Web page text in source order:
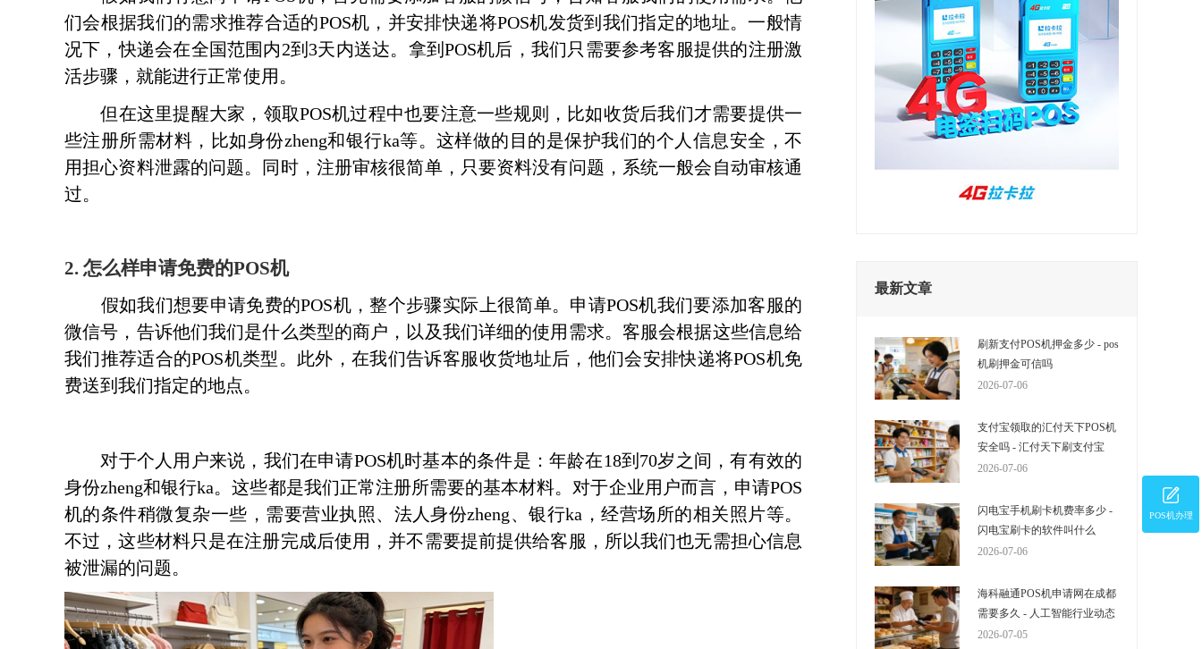
们会根据我们的需求推荐合适的POS机，并安排快递将POS机发货到我们指定的地址。一般情
况下，快递会在全国范围内2到3天内送达。拿到POS机后，我们只需要参考客服提供的注册激
活步骤，就能进行正常使用。
但在这里提醒大家，领取POS机过程中也要注意一些规则，比如收货后我们才需要提供一
些注册所需材料，比如身份zheng和银行ka等。这样做的目的是保护我们的个人信息安全，不
用担心资料泄露的问题。同时，注册审核很简单，只要资料没有问题，系统一般会自动审核通
过。
2. 怎么样申请免费的POS机
假如我们想要申请免费的POS机，整个步骤实际上很简单。申请POS机我们要添加客服的
微信号，告诉他们我们是什么类型的商户，以及我们详细的使用需求。客服会根据这些信息给
我们推荐适合的POS机类型。此外，在我们告诉客服收货地址后，他们会安排快递将POS机免
费送到我们指定的地点。
对于个人用户来说，我们在申请POS机时基本的条件是：年龄在18到70岁之间，有有效的
身份zheng和银行ka。这些都是我们正常注册所需要的基本材料。对于企业用户而言，申请POS
机的条件稍微复杂一些，需要营业执照、法人身份zheng、银行ka，经营场所的相关照片等。
不过，这些材料只是在注册完成后使用，并不需要提前提供给客服，所以我们也无需担心信息
被泄漏的问题。
最新文章
刷新支付POS机押金多少 - pos
机刷押金可信吗
2026-07-06
支付宝领取的汇付天下POS机
安全吗 - 汇付天下刷支付宝
2026-07-06
闪电宝手机刷卡机费率多少 -
闪电宝刷卡的软件叫什么
2026-07-06
海科融通POS机申请网在成都
需要多久 - 人工智能行业动态
2026-07-05
POS机办理